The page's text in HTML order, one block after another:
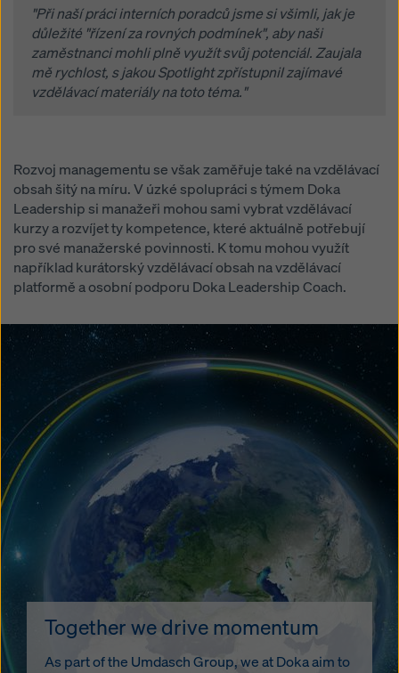
"Při naší práci interních poradců jsme si všimli, jak je
důležité "řízení za rovných podmínek", aby naši
zaměstnanci mohli plně využít svůj potenciál. Zaujala
mě rychlost, s jakou Spotlight zpřístupnil zajímavé
vzdělávací materiály na toto téma."
Rozvoj managementu se však zaměřuje také na vzdělávací
obsah šitý na míru. V úzké spolupráci s týmem Doka
Leadership si manažeři mohou sami vybrat vzdělávací
kurzy a rozvíjet ty kompetence, které aktuálně potřebují
pro své manažerské povinnosti. K tomu mohou využít
například kurátorský vzdělávací obsah na vzdělávací
platformě a osobní podporu Doka Leadership Coach.
Together we drive momentum
As part of the Umdasch Group, we at Doka aim to